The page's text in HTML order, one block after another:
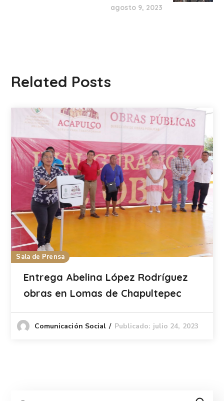
agosto 9, 2023
Related Posts
Sala de Prensa
Entrega Abelina López Rodríguez
obras en Lomas de Chapultepec
Comunicación Social Publicado: julio 24, 2023